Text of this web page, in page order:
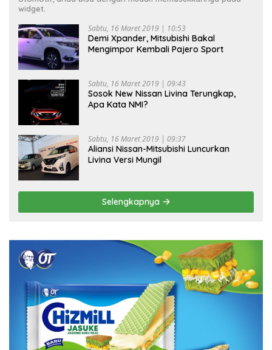
widget.
Sabtu, 16 Maret 2019 | 10:53
Demi Xpander, Mitsubishi Bakal
Mengimpor Kembali Pajero Sport
Sabtu, 16 Maret 2019 | 09:43
Sosok New Nissan Livina Terungkap,
Apa Kata NMI?
Sabtu, 16 Maret 2019 | 09:37
Aliansi Nissan-Mitsubishi Luncurkan
Livina Versi Mungil
Selengkapnya